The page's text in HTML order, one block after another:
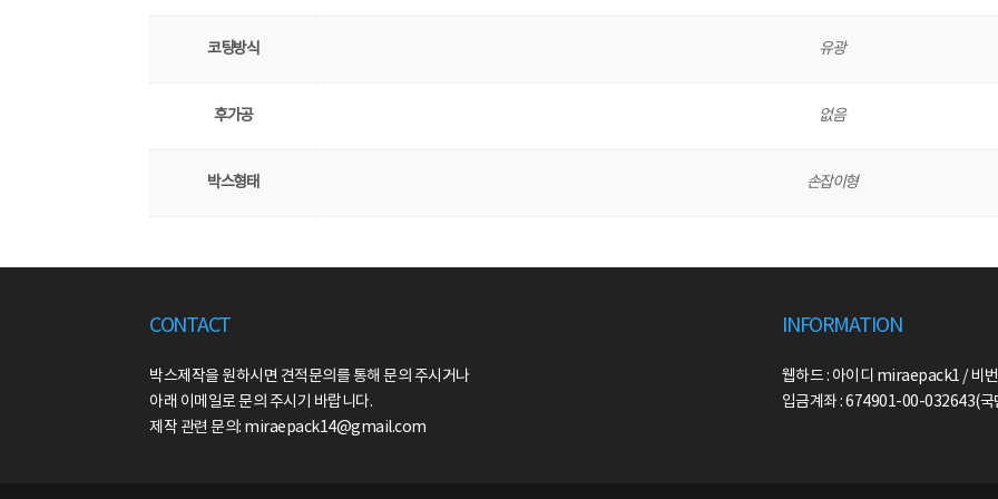
코팅방식 유광
후가공 없음
박스형태 손잡이형
CONTACT
박스제작을 원하시면 견적문의를 통해 문의 주시거나
아래 이메일로 문의 주시기 바랍니다.
제작 관련 문의: miraepack14@gmail.com
INFORMATION
웹하드 : 아이디 miraepack1 / 비
입금계좌 : 674901-00-032643(국